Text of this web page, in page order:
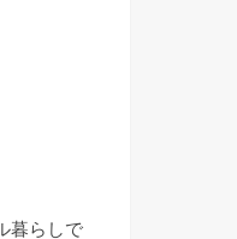
暮らしで